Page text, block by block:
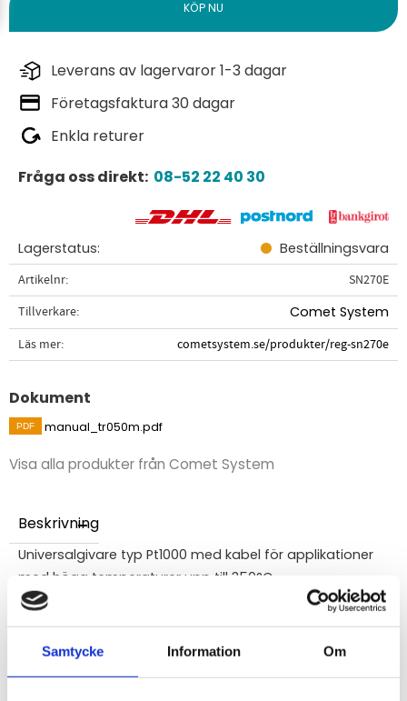
Samtycke Information Om
Leverans av lagervaror 1-3 dagar
Företagsfaktura 30 dagar
Enkla returer
Fråga oss direkt: 08-52 22 40 30
Lagerstatus Beställningsvara
Artikelnr
SN270E
Tillverkare
Comet System
Läs mer cometsystem.se/produkter/reg-sn270e
Dokument
manual_tr050m.pdf
Visa alla produkter från Comet System
Beskrivning
Universalgivare typ Pt1000 med kabel för applikationer
med höga temperaturer upp till 350°C.
Universal temperaturgivare för torkar, lödmaskiner, etc.
Temperaturområdet fär den aktiva delen av sonden
(under ringen) är
...+400°C,tillfälligt